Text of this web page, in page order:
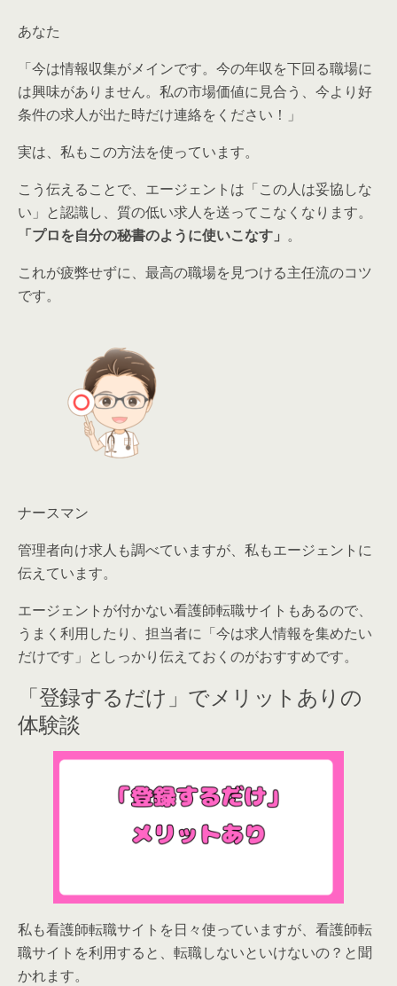
あなた
「今は情報収集がメインです。今の年収を下回る職場に
は興味がありません。私の市場価値に見合う、今より好
条件の求人が出た時だけ連絡をください！」
実は、私もこの方法を使っています。
こう伝えることで、エージェントは「この人は妥協しな
い」と認識し、質の低い求人を送ってこなくなります。
「プロを自分の秘書のように使いこなす」 。
これが疲弊せずに、 最高の職場を見つける主任流のコツ
です。
ナースマン
管理者向け求人も調べていますが、私もエージェントに
伝えています。
エージェントが付かない看護師転職サイトもあるので、
うまく利用したり、担当者に「今は求人情報を集めたい
だけです」としっかり伝えておくのがおすすめです。
「登録するだけ」でメリットありの
体験談
私も看護師転職サイトを日々使っていますが、看護師転
職サイトを利用すると、転職しないといけないの？と聞
かれます。